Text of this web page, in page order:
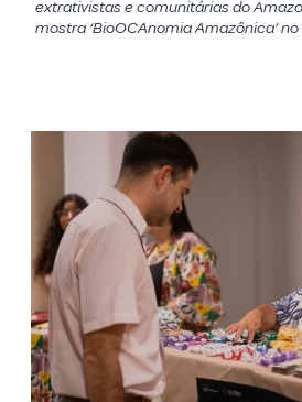
extrativistas e comunitárias do
mostra ‘BioOCAnomia Amazônica’